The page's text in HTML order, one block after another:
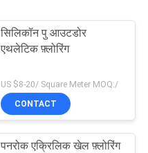
सिलिकॉन पु आउटडोर
एथलेटिक फ़्लोरिंग
US $8-20/ Square Meter MOQ:/
CONTACT
पनरोक एक्रिलिक खेल फ़्लोरिंग